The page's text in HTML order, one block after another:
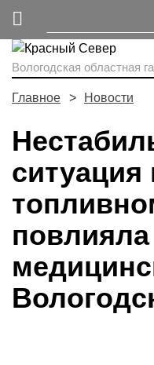
Вологодская областная
Главное Новости
ситуация